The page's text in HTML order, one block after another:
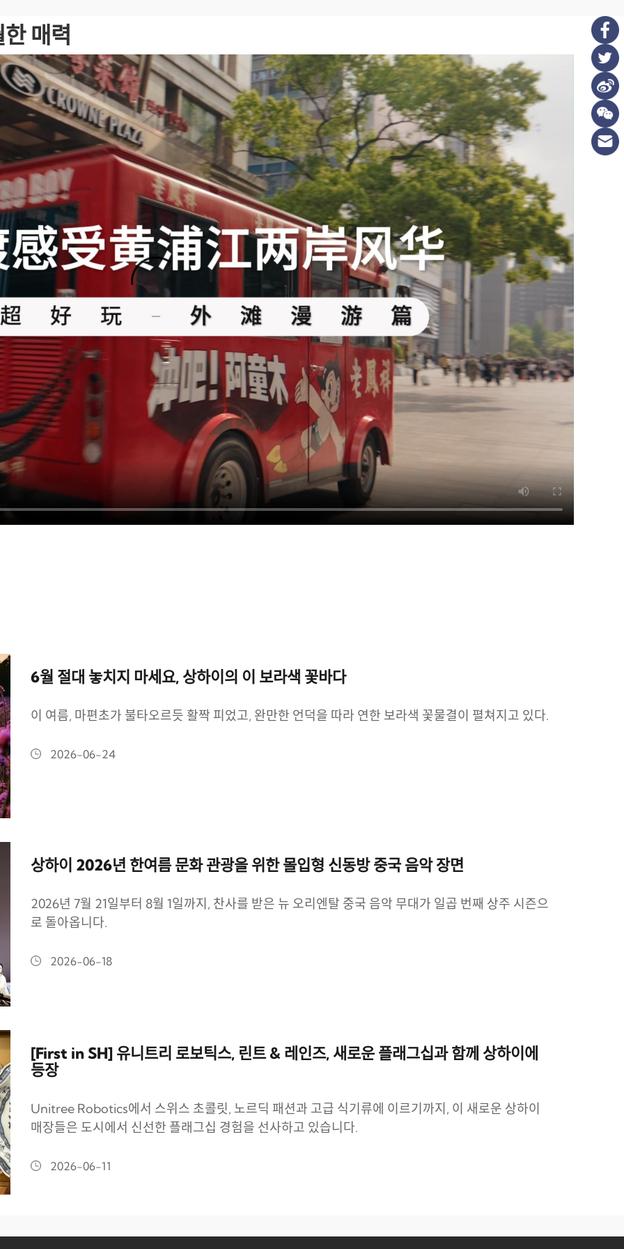
매력
6월 절대 놓치지 마세요, 상하이의 이 보라색 꽃바다
이 여름, 마편초가 불타오르듯 활짝 피었고, 완만한 언덕을 따라 연한 보라색 꽃물결이 펼쳐지고 있다.
2026-06-24
상하이 2026년 한여름 문화 관광을 위한 몰입형 신동방 중국 음악 장면
2026년 7월 21일부터 8월 1일까지, 찬사를 받은 뉴 오리엔탈 중국 음악 무대가 일곱 번째 상주 시즌으
로 돌아옵니다.
2026-06-18
[First in SH] 유니트리 로보틱스, 린트 & 레인즈, 새로운 플래그십과 함께 상하이에
등장
Unitree Robotics에서 스위스 초콜릿, 노르딕 패션과 고급 식기류에 이르기까지, 이 새로운 상하이
매장들은 도시에서 신선한 플래그십 경험을 선사하고 있습니다.
2026-06-11